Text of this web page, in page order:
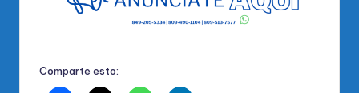
Comparte esto: